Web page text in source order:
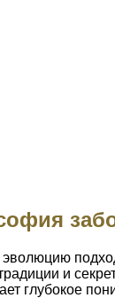
и
глубокое